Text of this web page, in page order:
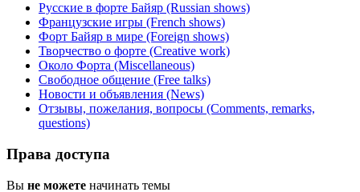
Русские в форте Байяр (Russian shows)
Французские игры (French shows)
Форт Байяр в мире (Foreign shows)
Творчество о форте (Creative work)
Около Форта (Miscellaneous)
Свободное общение (Free talks)
Новости и объявления (News)
Отзывы, пожелания, вопросы (Comments, remarks,
questions)
Права доступа
Вы не можете начинать темы